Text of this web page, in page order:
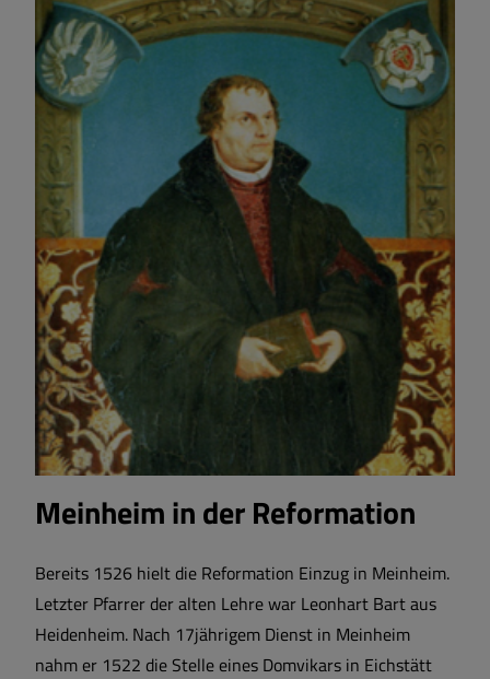
Meinheim in der Reformation
Bereits 1526 hielt die Reformation Einzug in Meinheim.
Letzter Pfarrer der alten Lehre war Leonhart Bart aus
Heidenheim. Nach 17jährigem Dienst in Meinheim
nahm er 1522 die Stelle eines Domvikars in Eichstätt